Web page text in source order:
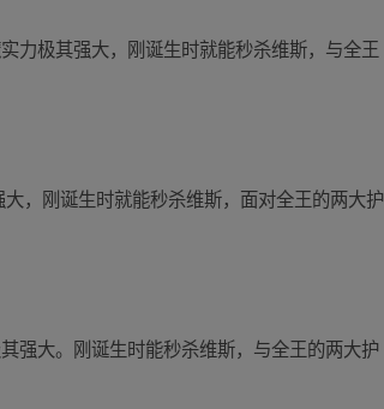
力极其强大，刚诞生时就能秒杀维斯，与全王
，刚诞生时就能秒杀维斯，面对全王的两大护
强大。刚诞生时能秒杀维斯，与全王的两大护